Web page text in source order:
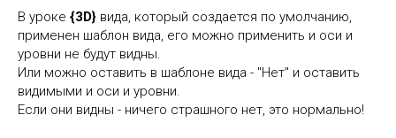
В уроке {3D} вида, который создается по умолчанию,
применен шаблон вида, его можно применить и оси и
уровни не будут видны.
Или можно оставить в шаблоне вида - "Нет" и оставить
видимыми и оси и уровни.
Если они видны - ничего страшного нет, это нормально!